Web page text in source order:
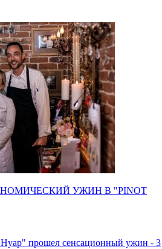
УЖИН В "PINOT
Нуар" прошел сенсационный ужин - 3